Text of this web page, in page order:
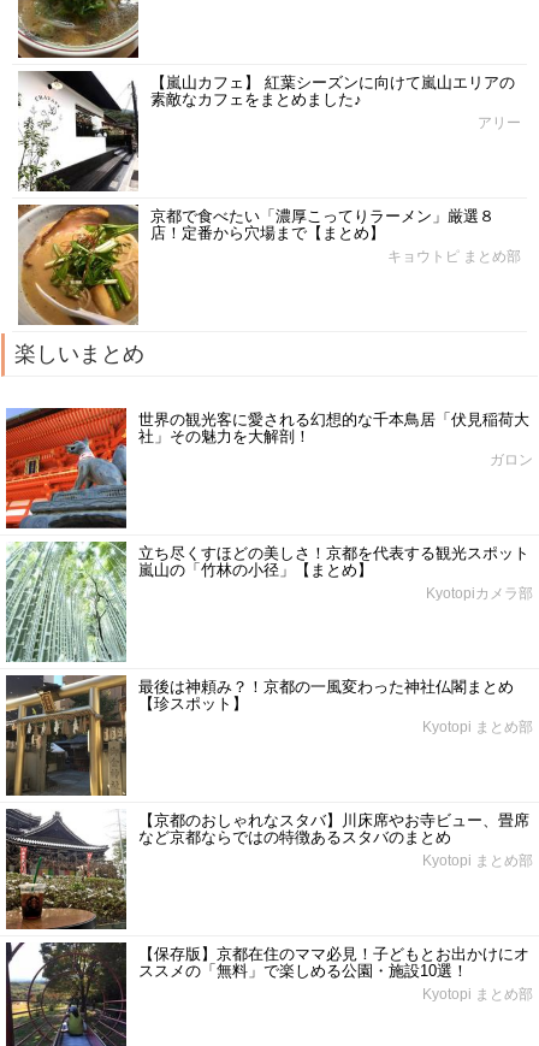
【嵐山カフェ】 紅葉シーズンに向けて嵐山エリアの
素敵なカフェをまとめました♪
アリー
京都で食べたい「濃厚こってりラーメン」厳選８
店！定番から穴場まで【まとめ】
キョウトピ まとめ部
楽しいまとめ
世界の観光客に愛される幻想的な千本鳥居「伏見稲荷大
社」その魅力を大解剖！
ガロン
立ち尽くすほどの美しさ！京都を代表する観光スポット
嵐山の「竹林の小径」【まとめ】
Kyotopiカメラ部
最後は神頼み？！京都の一風変わった神社仏閣まとめ
【珍スポット】
Kyotopi まとめ部
【京都のおしゃれなスタバ】川床席やお寺ビュー、畳席
など京都ならではの特徴あるスタバのまとめ
Kyotopi まとめ部
【保存版】京都在住のママ必見！子どもとお出かけにオ
ススメの「無料」で楽しめる公園・施設10選！
Kyotopi まとめ部